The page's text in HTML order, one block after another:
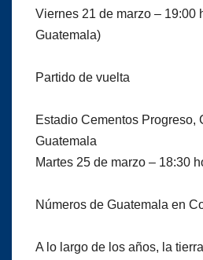
Viernes 21 de marzo – 19:00
Guatemala)
Partido de vuelta
Estadio Cementos Progreso,
Guatemala
Martes 25 de marzo – 18:30
Números de Guatemala en
A lo largo de los años, la